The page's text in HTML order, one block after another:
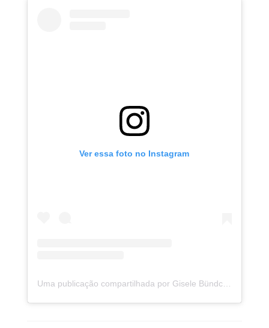
Ver essa foto no Instagram
Uma publicação compartilhada por Gisele Bündchen (@gisele)